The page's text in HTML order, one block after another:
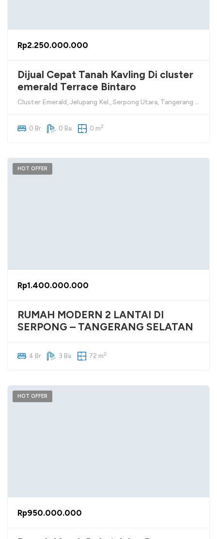
Rp2.250.000.000
Dijual Cepat Tanah Kavling Di cluster
emerald Terrace Bintaro
Cluster Emerald, Jelupang Kel., Serpong Utara, Tangerang Selatan
0 Br 0 Ba 0 m2
HOT OFFER
Rp1.400.000.000
RUMAH MODERN 2 LANTAI DI
SERPONG – TANGERANG SELATAN
4 Br 3 Ba 72 m2
HOT OFFER
Rp950.000.000